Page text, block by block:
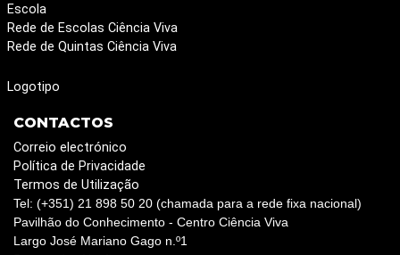
Escola
Rede de Escolas Ciência Viva
Rede de Quintas Ciência Viva
Logotipo
CONTACTOS
Correio electrónico
Política de Privacidade
Termos de Utilização
Tel: (+351) 21 898 50 20 (chamada para a rede fixa nacional)
Pavilhão do Conhecimento - Centro Ciência Viva
Largo José Mariano Gago n.º1